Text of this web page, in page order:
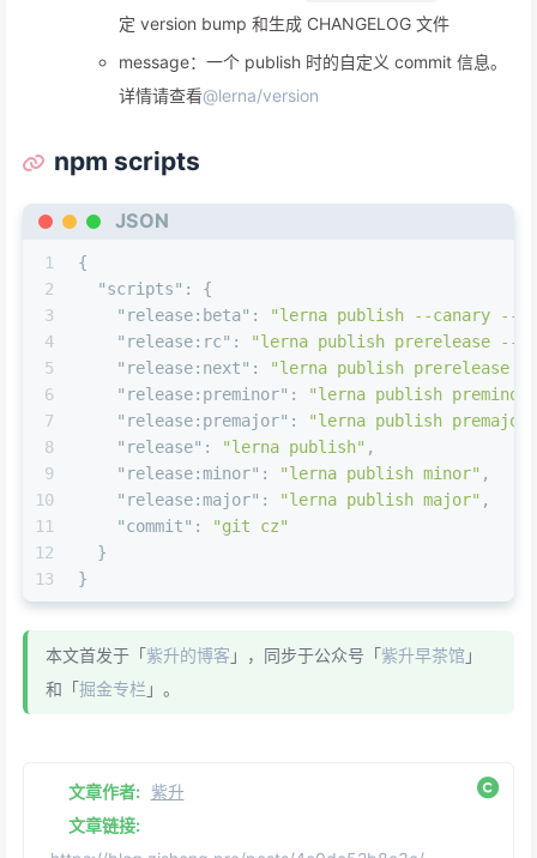
定 version bump 和生成 CHANGELOG 文件
message：一个 publish 时的自定义 commit 信息。
详情请查看@lerna/version
npm scripts
JSON
1
2
3
4
5
6
7
8
9
10
11
12
13
{
"scripts" :
{
"release:beta" :
"lerna publish --canary --
"release:rc" :
"lerna publish prerelease --
"release:next" :
"lerna publish prerelease
"release:preminor" :
"lerna publish
"release:premajor" :
"lerna publish
"release" : "lerna publish" ,
"release:minor" : "lerna publish minor" ,
"release:major" : "lerna publish major" ,
"commit" :
"git cz"
}
}
本文首发于「紫升的博客 」，同步于公众号「紫升早茶馆 」
和「掘金专栏 」。
文章作者: 紫升
文章链接: